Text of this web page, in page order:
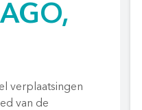
verplaatsingen
van de